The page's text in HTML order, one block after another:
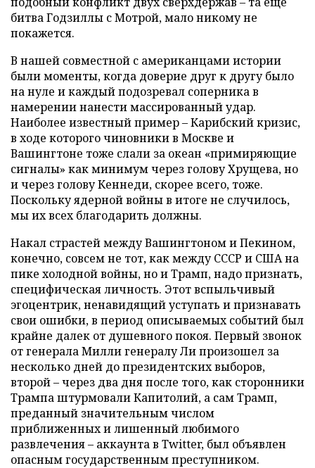
битва Годзиллы с Мотрой, мало никому не
покажется.
В нашей совместной с американцами истории
были моменты, когда доверие друг к другу было
на нуле и каждый подозревал соперника в
намерении нанести массированный удар.
Наиболее известный пример – Карибский кризис,
в ходе которого чиновники в Москве и
Вашингтоне тоже слали за океан «примиряющие
сигналы» как минимум через голову Хрущева, но
и через голову Кеннеди, скорее всего, тоже.
Поскольку ядерной войны в итоге не случилось,
мы их всех благодарить должны.
Накал страстей между Вашингтоном и Пекином,
конечно, совсем не тот, как между СССР и США на
пике холодной войны, но и Трамп, надо признать,
специфическая личность. Этот вспыльчивый
эгоцентрик, ненавидящий уступать и признавать
свои ошибки, в период описываемых событий был
крайне далек от душевного покоя. Первый звонок
от генерала Милли генералу Ли произошел за
несколько дней до президентских выборов,
второй – через два дня после того, как сторонники
Трампа штурмовали Капитолий, а сам Трамп,
преданный значительным числом
приближенных и лишенный любимого
развлечения – аккаунта в Twitter, был объявлен
опасным государственным преступником.